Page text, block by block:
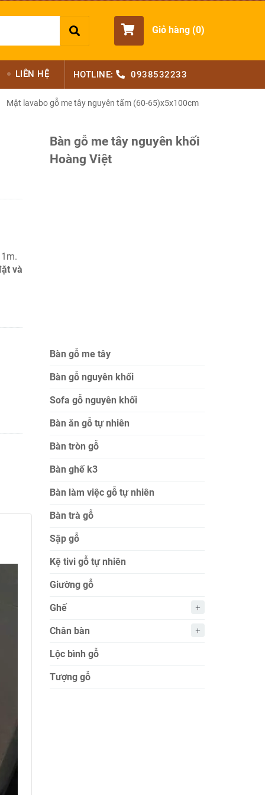
Giỏ hàng (0)
LIÊN HỆ HOTLINE: 0938532233
Mặt lavabo gỗ me tây nguyên tấm (60-65)x5x100cm
và
Bàn gỗ me tây nguyên khối
Hoàng Việt
Bàn gỗ me tây
Bàn gỗ nguyên khối
Sofa gỗ nguyên khối
Bàn ăn gỗ tự nhiên
Bàn tròn gỗ
Bàn ghế k3
Bàn làm việc gỗ tự nhiên
Bàn trà gỗ
Sập gỗ
Kệ tivi gỗ tự nhiên
Giường gỗ
Ghế
Chân bàn
Lộc bình gỗ
Tượng gỗ